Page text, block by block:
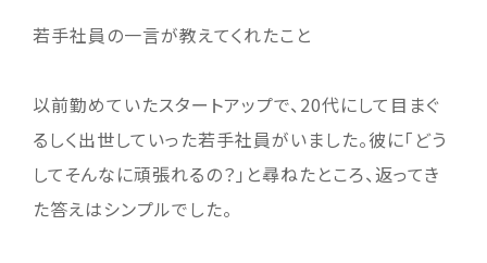
若手社員の一言が教えてくれたこと
以前勤めていたスタートアップで、20代にして目まぐ
るしく出世していった若手社員がいました。彼に「どう
してそんなに頑張れるの？」と尋ねたところ、返ってき
た答えはシンプルでした。